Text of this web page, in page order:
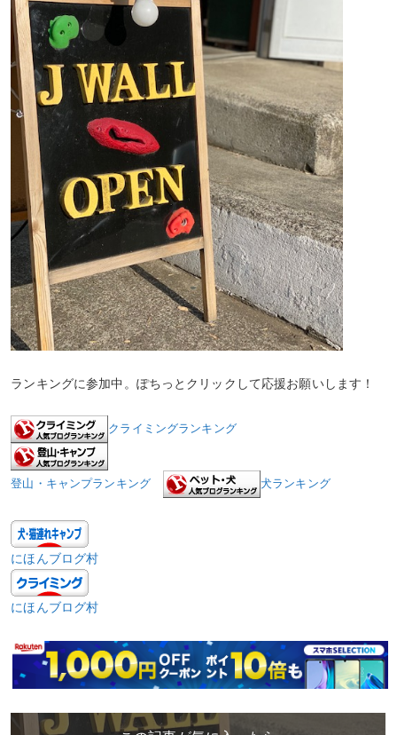
ランキングに参加中。ぽちっとクリックして応援お願いします！
クライミングランキング
登山・キャンプランキング 犬ランキング
にほんブログ村
にほんブログ村